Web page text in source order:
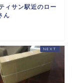
ィサン駅近のロー
ん